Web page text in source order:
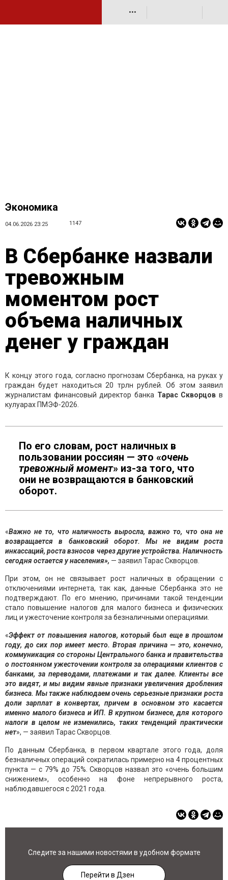
•••
Экономика
04.06.2026 23:25 1147
В Сбербанке назвали
тревожным
моментом рост
объема наличных
денег у граждан
К концу этого года, согласно прогнозам Сбербанка, на руках у
граждан будет находиться 20 трлн рублей. Об этом заявил
журналистам финансовый директор банка Тарас Скворцов в
кулуарах ПМЭФ-2026.
По его словам, рост наличных в
пользовании россиян — это «очень
тревожный момент» из-за того, что
они не возвращаются в банковский
оборот.
«Важно не то, что наличность выросла, важно то, что она не
возвращается в банковский оборот. Мы не видим роста
инкассаций, роста взносов через другие устройства. Наличность
сегодняостается у населения», — заявил Тарас Скворцов.
При этом, он не связывает рост наличных в обращении с
отключениями интернета, так как, данные Сбербанка это не
подтверждают. По его мнению, причинами такой тенденции
стало повышение налогов для малого бизнеса и физических
лиц и ужесточение контроля за безналичными операциями.
«Эффект от повышения налогов, который был еще в прошлом
году, до сих пор имеет место. Вторая причина — это, конечно,
коммуникация со стороны Центрального банка и правительства
о постоянном ужесточении контроля за операциями клиентов с
банками, за переводами, платежами и так далее. Клиенты все
это видят, и мы видим явные признаки увеличения дробления
бизнеса. Мы также наблюдаем очень серьезные признаки роста
доли зарплат в конвертах, причем в основном это касается
именно малого бизнеса и ИП. В крупном бизнесе, для которого
налоги в целом не изменились, таких тенденций практически
нет», — заявил Тарас Скворцов.
По данным Сбербанка, в первом квартале этого года, доля
безналичных операций сократилась примерно на 4 процентных
пункта — с 79% до 75%. Скворцов назвал это «очень большим
снижением», особенно на фоне непрерывного роста,
наблюдавшегося с 2021 года.
Следите за нашими новостями в удобном формате
Перейти в Дзен